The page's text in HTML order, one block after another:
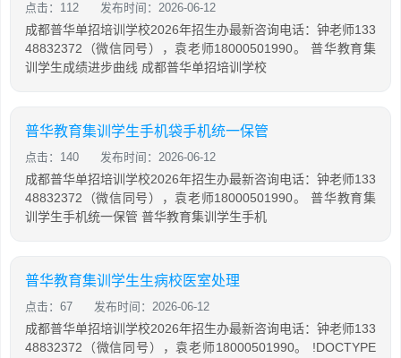
点击：112 发布时间：2026-06-12
成都普华单招培训学校2026年招生办最新咨询电话：钟老师133
48832372（微信同号），袁老师18000501990。 普华教育集
训学生成绩进步曲线 成都普华单招培训学校
普华教育集训学生手机袋手机统一保管
点击：140 发布时间：2026-06-12
成都普华单招培训学校2026年招生办最新咨询电话：钟老师133
48832372（微信同号），袁老师18000501990。 普华教育集
训学生手机统一保管 普华教育集训学生手机
普华教育集训学生生病校医室处理
点击：67 发布时间：2026-06-12
成都普华单招培训学校2026年招生办最新咨询电话：钟老师133
48832372（微信同号），袁老师18000501990。 !DOCTYPE